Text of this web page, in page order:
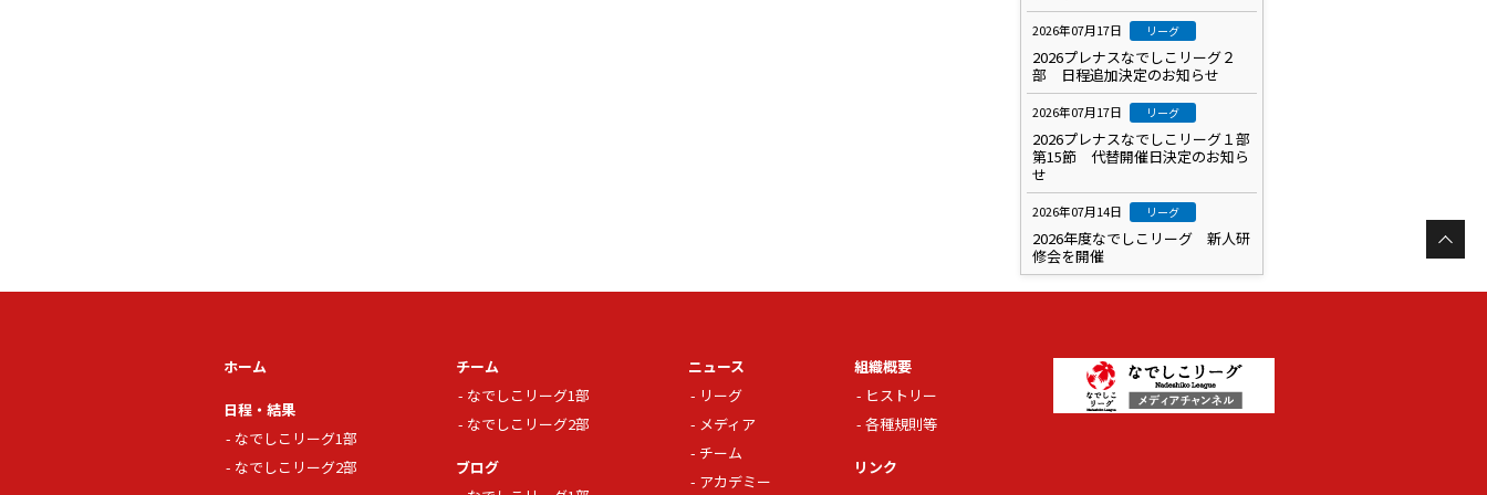
2026年07月17日 リーグ
2026プレナスなでしこリーグ２
部 日程追加決定のお知らせ
2026年07月17日 リーグ
2026プレナスなでしこリーグ１部
第15節 代替開催日決定のお知ら
せ
2026年07月14日 リーグ
2026年度なでしこリーグ 新人研
修会を開催
ホーム
日程・結果
なでしこリーグ1部
なでしこリーグ2部
チーム
なでしこリーグ1部
なでしこリーグ2部
ブログ
ニュース
リーグ
メディア
チーム
アカデミー
組織概要
ヒストリー
各種規則等
リンク